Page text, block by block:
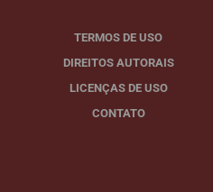
TERMOS DE USO
DIREITOS AUTORAIS
LICENÇAS DE USO
CONTATO